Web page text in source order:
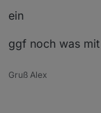
ein
ggf noch was
Gruß Alex